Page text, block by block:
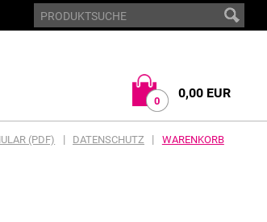
0 0,00 EUR
(PDF) | DATENSCHUTZ | WARENKORB